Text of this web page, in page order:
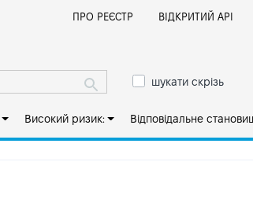
ПРО РЕЄСТР ВІДКРИТИЙ АРІ
шукати скрізь
Високий ризик: Відповідальне